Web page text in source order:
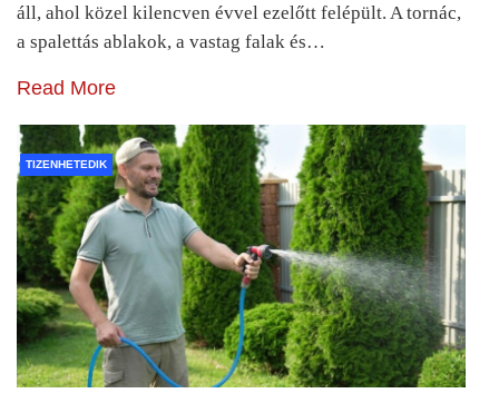
áll, ahol közel kilencven évvel ezelőtt felépült. A tornác,
a spalettás ablakok, a vastag falak és…
Read More
TIZENHETEDIK